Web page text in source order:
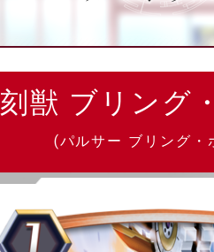
刻獣 ブリング
(パルサー ブリング・